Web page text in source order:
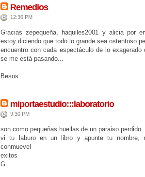
Remedios
12:36 PM
Gracias zepequeña, haquiles2001 y alicia por
estoy diciendo que todo lo grande sea ostentoso
encuentro con cada espectáculo de lo
se me está pasando...
Besos
miportaestudio:::laboratorio
9:30 PM
son como pequeñas huellas de un paraiso
vi tu laburo en un libro y apunte tu nombre,
conmueve!
exitos
G